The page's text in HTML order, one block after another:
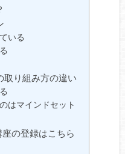
いる
り組み方の違い
はマインドセット
の登録はこちら